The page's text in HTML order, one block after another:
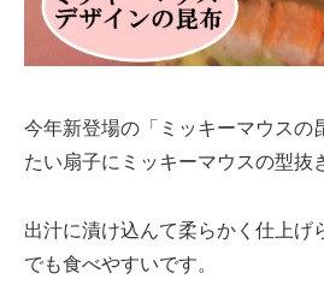
今年新登場の「ミッキーマウスの
たい扇子にミッキーマウスの型抜
出汁に漬け込んて柔らかく仕上げ
でも食べやすいです。